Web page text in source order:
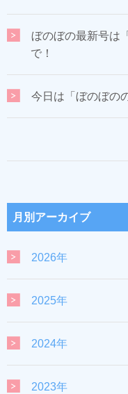
ぼのぼの最新号は
で！
今日は「ぼのぼの
月別アーカイブ
2026年
2025年
2024年
2023年